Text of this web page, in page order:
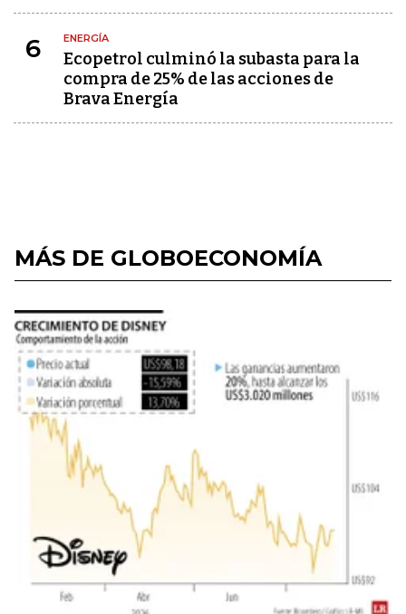
6 ENERGÍA
Ecopetrol culminó la subasta para la
compra de 25% de las acciones de
Brava Energía
MÁS DE GLOBOECONOMÍA